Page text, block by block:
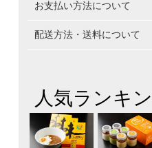
お支払い方法について
配送方法・送料について
人気ランキ